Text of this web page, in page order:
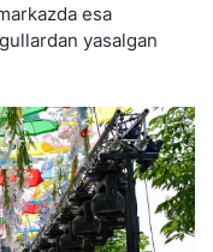
esa
yasalgan